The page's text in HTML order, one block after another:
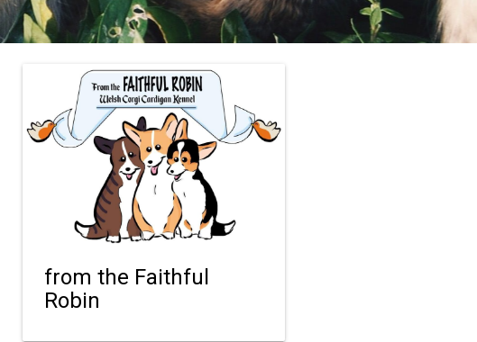
from the Faithful
Robin